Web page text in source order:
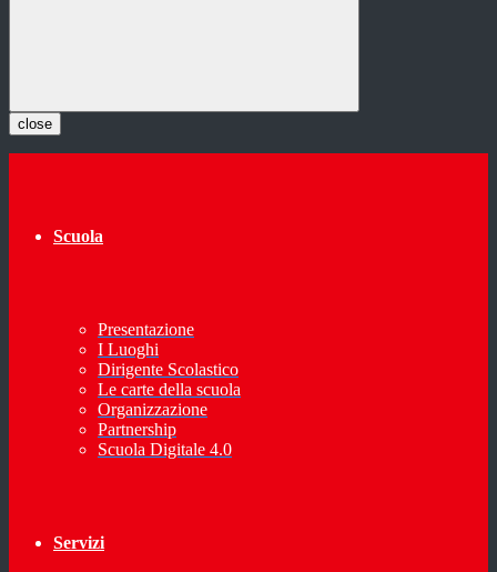
close
Scuola
Presentazione
I Luoghi
Dirigente Scolastico
Le carte della scuola
Organizzazione
Partnership
Scuola Digitale 4.0
Servizi